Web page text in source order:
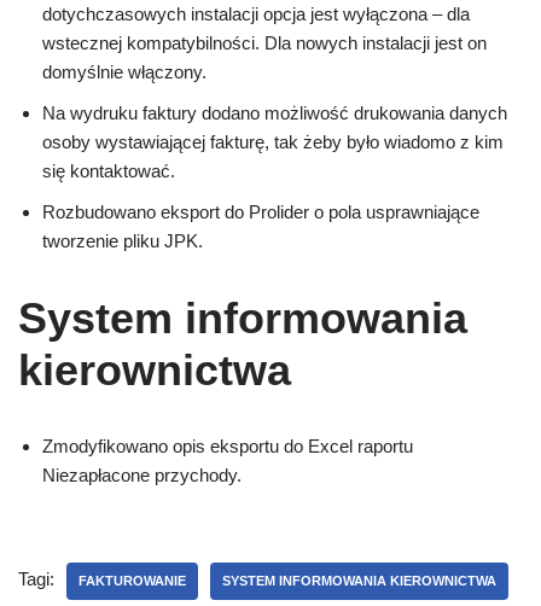
dotychczasowych instalacji opcja jest wyłączona – dla
wstecznej kompatybilności. Dla nowych instalacji jest on
domyślnie włączony.
Na wydruku faktury dodano możliwość drukowania danych
osoby wystawiającej fakturę, tak żeby było wiadomo z kim
się kontaktować.
Rozbudowano eksport do Prolider o pola usprawniające
tworzenie pliku JPK.
System informowania
kierownictwa
Zmodyfikowano opis eksportu do Excel raportu
Niezapłacone przychody.
Tagi: FAKTUROWANIE SYSTEM INFORMOWANIA KIEROWNICTWA